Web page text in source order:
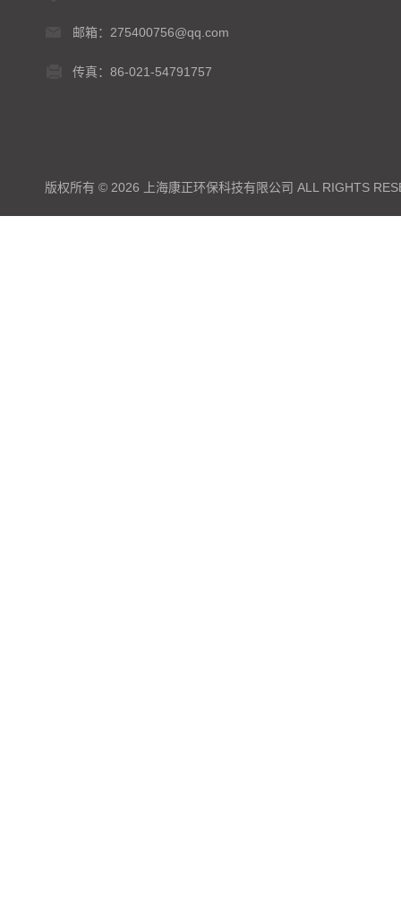
邮箱：275400756@qq.com
传真：86-021-54791757
版权所有 © 2026 上海康正环保科技有限公司 ALL RIGHTS